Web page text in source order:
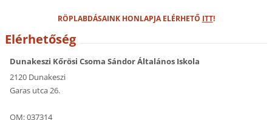
RÖPLABDÁSAINK HONLAPJA ELÉRHETŐ ITT!
Elérhetőség
Dunakeszi Kőrösi Csoma Sándor Általános Iskola
2120 Dunakeszi
Garas utca 26.
OM: 037314